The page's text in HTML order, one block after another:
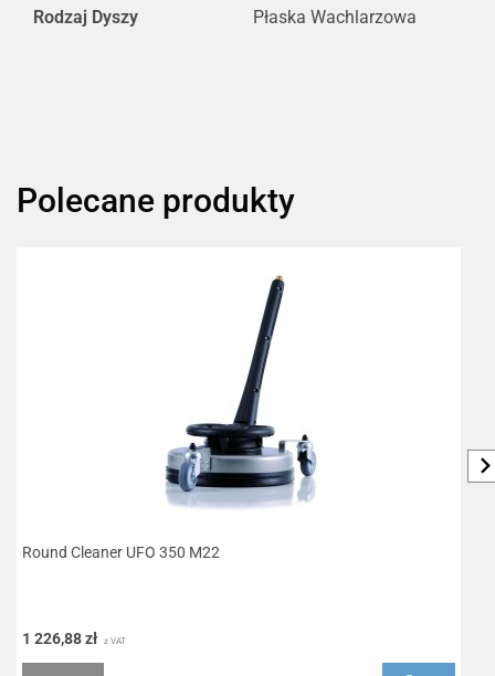
Rodzaj Dyszy Płaska Wachlarzowa
Polecane produkty
Round Cleaner UFO 350 M22
1 226,88 zł z VAT